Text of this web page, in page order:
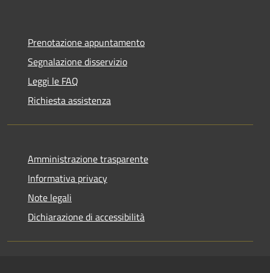
Prenotazione appuntamento
Segnalazione disservizio
Leggi le FAQ
Richiesta assistenza
Amministrazione trasparente
Informativa privacy
Note legali
Dichiarazione di accessibilità